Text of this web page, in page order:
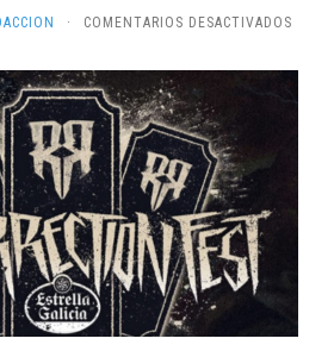
· COMENTARIOS DESACTIVADOSEN